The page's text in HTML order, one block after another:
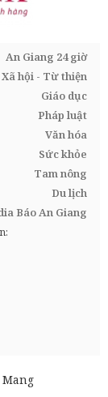
An Giang 24 giờ
Xã hội - Từ thiện
Giáo dục
Pháp luật
Văn hóa
Sức khỏe
Tam nông
Du lịch
Báo An Giang